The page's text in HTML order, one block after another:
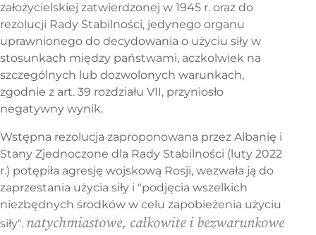
założycielskiej zatwierdzonej w 1945 r. oraz do
rezolucji Rady Stabilności, jedynego organu
uprawnionego do decydowania o użyciu siły w
stosunkach między państwami, aczkolwiek na
szczególnych lub dozwolonych warunkach,
zgodnie z art. 39 rozdziału VII, przyniosło
negatywny wynik.
Wstępna rezolucja zaproponowana przez Albanię i
Stany Zjednoczone dla Rady Stabilności (luty 2022
r.) potępiła agresję wojskową Rosji, wezwała ją do
zaprzestania użycia siły i "podjęcia wszelkich
niezbędnych środków w celu zapobieżenia użyciu
siły". natychmiastowe, całkowite i bezwarunkowe